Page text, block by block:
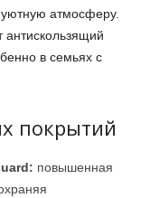
атмосферу.
антискользящий
в семьях с
покрытий
повышенная